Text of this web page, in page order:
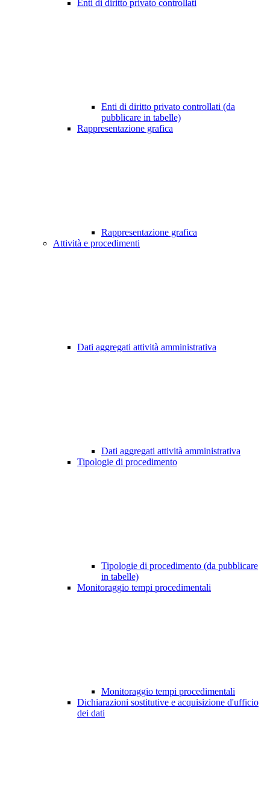
Enti di diritto privato controllati
Enti di diritto privato controllati (da
pubblicare in tabelle)
Rappresentazione grafica
Rappresentazione grafica
Attività e procedimenti
Dati aggregati attività amministrativa
Dati aggregati attività amministrativa
Tipologie di procedimento
Tipologie di procedimento (da pubblicare
in tabelle)
Monitoraggio tempi procedimentali
Monitoraggio tempi procedimentali
Dichiarazioni sostitutive e acquisizione d'ufficio
dei dati